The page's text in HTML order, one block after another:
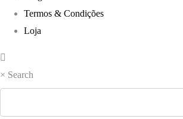
Termos & Condições
Loja
× Search